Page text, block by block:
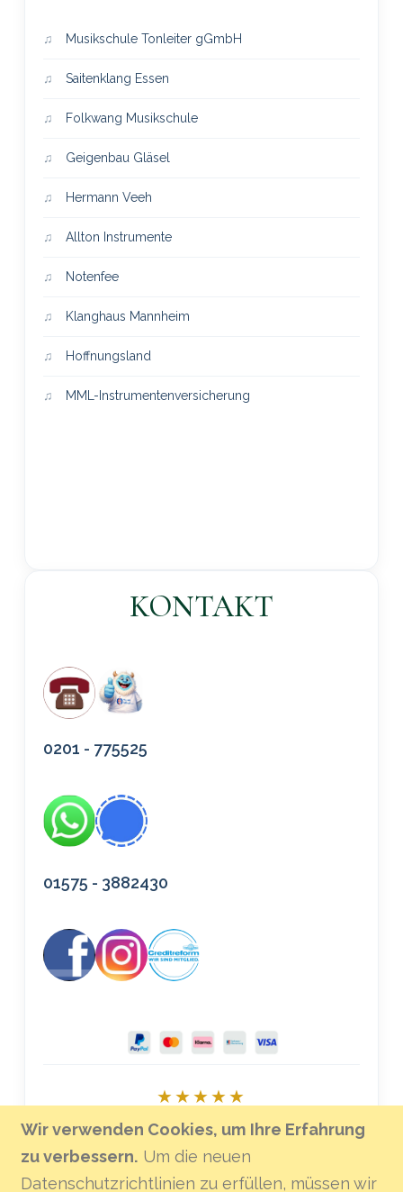
Wir verwenden Cookies, um Ihre Erfahrung
zu verbessern. Um die neuen
Datenschutzrichtlinien zu erfüllen, müssen wir
Musikschule Tonleiter gGmbH
Saitenklang Essen
Folkwang Musikschule
Geigenbau Gläsel
Hermann Veeh
Allton Instrumente
Notenfee
Klanghaus Mannheim
Hoffnungsland
MML-Instrumentenversicherung
KONTAKT
0201 - 775525
01575 - 3882430
★★★★★
Bei Google bewerten